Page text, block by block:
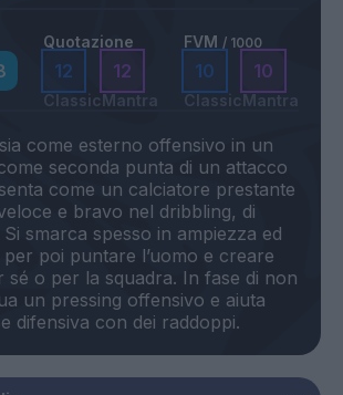
Quotazione
12
Classic
12
Mantra
FVM / 1000
10
Classic
10
Mantra
come esterno offensivo in un
seconda punta di un attacco
come un calciatore prestante
e bravo nel dribbling, di
smarca spesso in ampiezza ed
poi puntare l’uomo e creare
sé o per la squadra. In fase di non
un pressing offensivo e aiuta